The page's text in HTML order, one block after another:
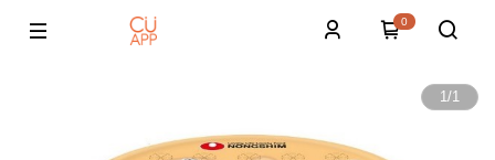
0
1/1